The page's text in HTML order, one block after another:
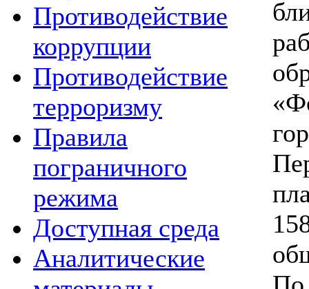
Противодействие
коррупции
Противодействие
терроризму
Правила
пограничного
режима
Доступная среда
Аналитические